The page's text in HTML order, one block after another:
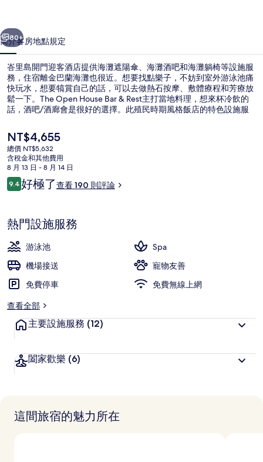
酒
店
的
相
片
集
個 下一個
80+
簡介客房地點規定
峇里島開門迎客酒店提供海灘遮陽傘、海灘酒吧和海灘躺椅等設施服
務，住宿離金巴蘭海灘也很近。想要找點樂子，不妨到室外游泳池痛
快玩水，想要犒賞自己的話，可以去做熱石按摩、敷體療程和芳療放
鬆一下。The Open House Bar & Rest主打當地料理，想來杯冷飲的
話，酒吧/酒廊會是很好的選擇。此殖民時期風格飯店的特色設施服
目
前
的
價
格
是
NT$4,655
總價 NT$5,632
含稅金和其他費用
8 月 13 日 - 8 月 14 日
評
論
9.49.4 分，滿分 10 分，
好極了查看 190 則評論
熱門設施服務
游泳池
Spa
機場接送
寵物友善
免費停車
免費無線上網
查看全部
主要設施服務 (12)
闔家歡樂 (6)
這間旅宿的魅力所在